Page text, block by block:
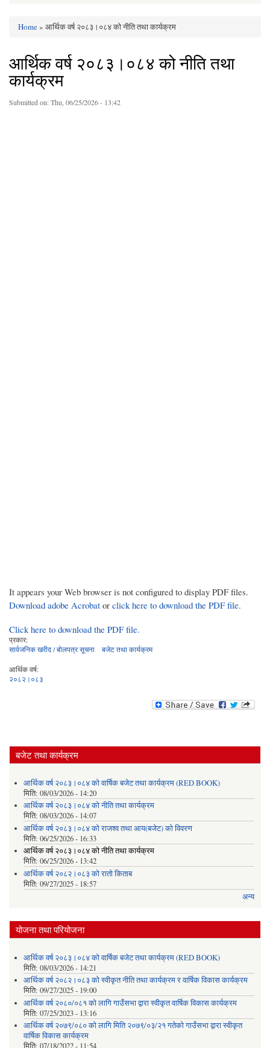
Home» आर्थिक वर्ष २०८३।०८४ को नीति तथा कार्यक्रम
आर्थिक वर्ष २०८३।०८४ को नीति तथा
कार्यक्रम
Submitted on:Thu, 06/25/2026 - 13:42
It appears your Web browser is not configured to display PDF files.
Download adobe Acrobat or click here to download the PDF file.
Click here to download the PDF file.
प्रकार:
सार्वजनिक खरीद / बोलपत्र सूचना
बजेट तथा कार्यक्रम
आर्थिक वर्ष:
२०८२।०८३
बजेट तथा कार्यक्रम
आर्थिक वर्ष २०८३।०८४ को वार्षिक बजेट तथा कार्यक्रम (RED BOOK)
मिति: 08/03/2026 - 14:20
आर्थिक वर्ष २०८३।०८४ को नीति तथा कार्यक्रम
मिति: 08/03/2026 - 14:07
आर्थिक वर्ष २०८३।०८४ को राजश्व तथा आय(बजेट) को विवरण
मिति: 06/25/2026 - 16:33
आर्थिक वर्ष २०८३।०८४ को नीति तथा कार्यक्रम
मिति: 06/25/2026 - 13:42
आर्थिक वर्ष २०८२।०८३ को रातो किताब
मिति: 09/27/2025 - 18:57
अन्य
योजना तथा परियोजना
आर्थिक वर्ष २०८३।०८४ को वार्षिक बजेट तथा कार्यक्रम (RED BOOK)
मिति: 08/03/2026 - 14:21
आर्थिक वर्ष २०८२।०८३ को स्वीकृत नीति तथा कार्यक्रम र वार्षिक विकास कार्यक्रम
मिति: 09/27/2025 - 19:00
आर्थिक वर्ष २०८०/०८१ को लागि गाउँसभा द्वारा स्वीकृत वार्षिक विकास कार्यक्रम
मिति: 07/25/2023 - 13:16
आर्थिक वर्ष २०७९/०८० को लागि मिति २०७९/०३/२१ गतेको गाउँसभा द्वारा स्वीकृत
वार्षिक विकास कार्यक्रम